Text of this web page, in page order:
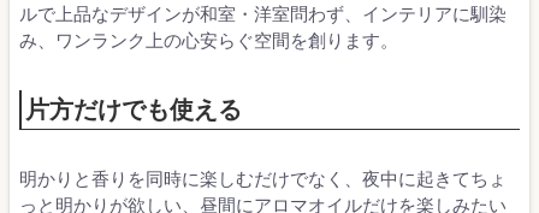
ルで上品なデザインが和室・洋室問わず、インテリアに馴染
み、ワンランク上の心安らぐ空間を創ります。
片方だけでも使える
明かりと香りを同時に楽しむだけでなく、夜中に起きてちょ
っと明かりが欲しい、昼間にアロマオイルだけを楽しみたい